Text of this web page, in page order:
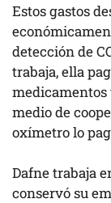
Estos gastos
detección de
trabaja, ella
medicamentos
medio de
oxímetro lo
Dafne trabaja
conservó su